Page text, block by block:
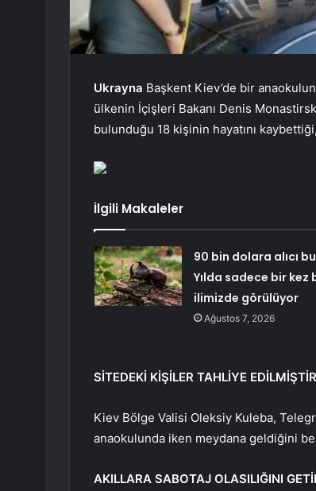
Ukrayna Başkent Kiev’de bir
ülkenin İçişleri Bakanı Denis
bulunduğu 18 kişinin hayatını
İlgili Makaleler
90 bin dolara alıcı
Yılda sadece bir kez
ilimizde görülüyor
Ağustos 7, 2026
SİTEDEKİ KİŞİLER TAHLİYE EDİLMİŞTİR
Kiev Bölge Valisi Oleksiy Kuleba,
anaokulunda iken meydana geldiğini
AKILLARA SABOTAJ OLASILIĞINI